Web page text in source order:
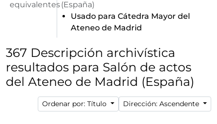
equivalentes(España)
Usado para Cátedra Mayor del
Ateneo de Madrid
367 Descripción archivística
resultados para Salón de actos
del Ateneo de Madrid (España)
Ordenar por: Título Dirección: Ascendente